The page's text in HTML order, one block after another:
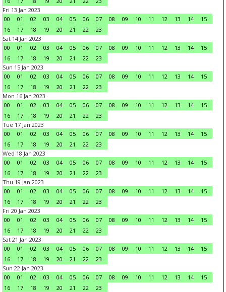
Fri 13 Jan 2023
00
01 02 03 04 05 06 07 08 09 10 11 12 13 14
15
16
17 18 19 20 21 22
23
Sat 14 Jan 2023
00
01 02 03 04 05 06 07 08 09 10 11 12 13 14
15
16
17 18 19 20 21 22
23
Sun 15 Jan 2023
00
01 02 03 04 05 06 07 08 09 10 11 12 13 14
15
16
17 18 19 20 21 22
23
Mon 16 Jan 2023
00
01 02 03 04 05 06 07 08 09 10 11 12 13 14
15
16
17 18 19 20 21 22
23
Tue 17 Jan 2023
00
01 02 03 04 05 06 07 08 09 10 11 12 13 14
15
16
17 18 19 20 21 22
23
Wed 18 Jan 2023
00
01 02 03 04 05 06 07 08 09 10 11 12 13 14
15
16
17 18 19 20 21 22
23
Thu 19 Jan 2023
00
01 02 03 04 05 06 07 08 09 10 11 12 13 14
15
16
17 18 19 20 21 22
23
Fri 20 Jan 2023
00
01 02 03 04 05 06 07 08 09 10 11 12 13 14
15
16
17 18 19 20 21 22
23
Sat 21 Jan 2023
00
01 02 03 04 05 06 07 08 09 10 11 12 13 14
15
16
17 18 19 20 21 22
23
Sun 22 Jan 2023
00
01 02 03 04 05 06 07 08 09 10 11 12 13 14
15
16
17 18 19 20 21 22
23